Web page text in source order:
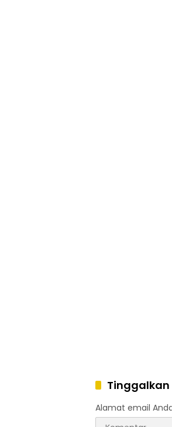
Tinggalkan
Alamat email